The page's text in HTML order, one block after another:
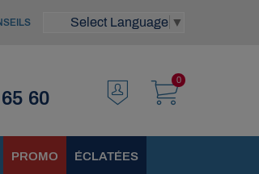
Select Language ▼
60
0
PROMO ÉCLATÉES